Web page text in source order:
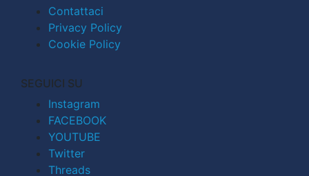
Contattaci
Privacy Policy
Cookie Policy
SEGUICI SU
Instagram
FACEBOOK
YOUTUBE
Twitter
Threads